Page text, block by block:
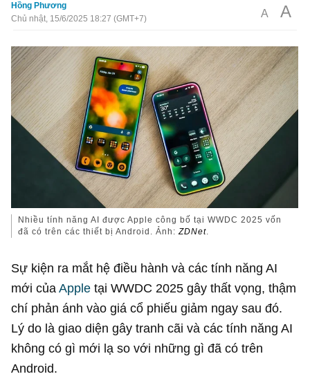
Hồng Phương
Chủ nhật, 15/6/2025 18:27 (GMT+7)
A A
Nhiều tính năng AI được Apple công bố tại WWDC 2025 vốn
đã có trên các thiết bị Android. Ảnh:ZDNet.
Sự kiện ra mắt hệ điều hành và các tính năng AI
mới củaApple tại WWDC 2025 gây thất vọng, thậm
chí phản ánh vào giá cổ phiếu giảm ngay sau đó.
Lý do là giao diện gây tranh cãi và các tính năng AI
không có gì mới lạ so với những gì đã có trên
Android.